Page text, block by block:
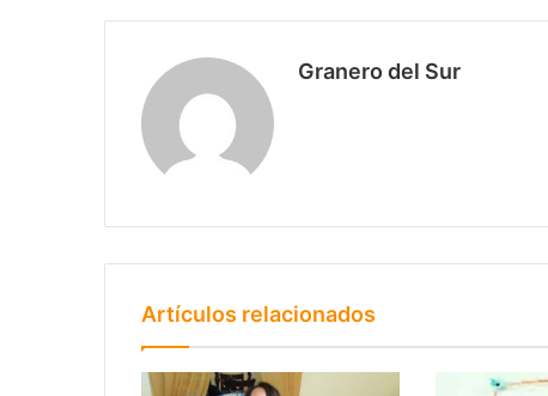
Granero del Sur
Artículos relacionados